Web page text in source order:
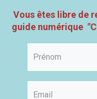
Vous êtes libre de
guide numérique "